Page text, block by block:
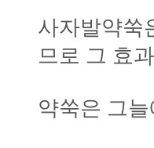
사자발약쑥
므로 그 효
약쑥은 그